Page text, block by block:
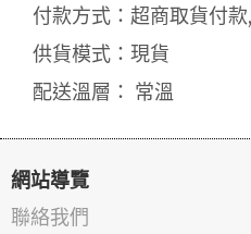
付款方式：超商取貨付
供貨模式：現貨
配送溫層： 常溫
網站導覽
聯絡我們